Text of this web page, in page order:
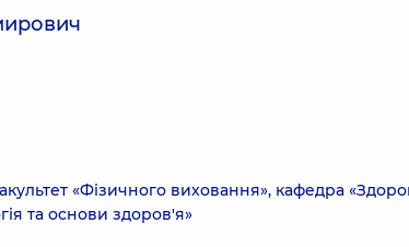
«Фізичного виховання», кафедра
та основи здоров'я»